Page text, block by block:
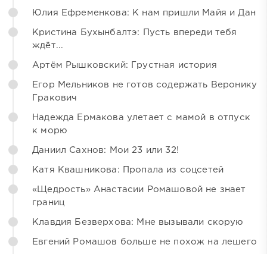
Юлия Ефременкова: К нам пришли Майя и Дан
Кристина Бухынбалтэ: Пусть впереди тебя
ждёт...
Артём Рышковский: Грустная история
Егор Мельников не готов содержать Веронику
Гракович
Надежда Ермакова улетает с мамой в отпуск
к морю
Даниил Сахнов: Мои 23 или 32!
Катя Квашникова: Пропала из соцсетей
«Щедрость» Анастасии Ромашовой не знает
границ
Клавдия Безверхова: Мне вызывали скорую
Евгений Ромашов больше не похож на лешего